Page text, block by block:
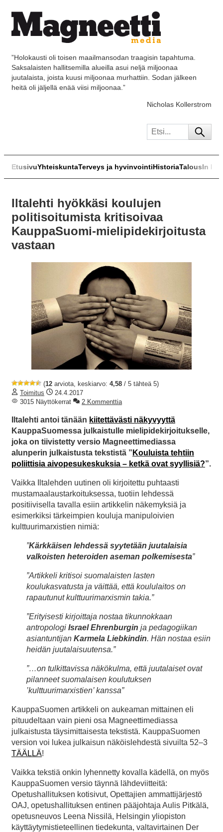
”Holokausti oli toisen maailmansodan traagisin tapahtuma.
Saksalaisten hallitsemilla alueilla asui neljä miljoonaa
juutalaista, joista kuusi miljoonaa murhattiin. Sodan jälkeen
heitä oli jäljellä enää viisi miljoonaa.”
Nicholas Kollerstrom
EtusivuYhteiskuntaTerveys ja hyvinvointiHistoriaTalousIn
Iltalehti hyökkäsi koulujen
politisoitumista kritisoivaa
KauppaSuomi-mielipidekirjoitusta
vastaan
(12 arviota, keskiarvo: 4,58 / 5 tähteä 5)
Toimitus
24.4.2017
3015 Näyttökerrat
2 Kommenttia
Iltalehti antoi tänään kiitettävästi näkyvyyttä
KauppaSuomessa julkaistulle mielipidekirjoitukselle,
joka on tiivistetty versio Magneettimediassa
alunperin julkaistusta tekstistä ” Kouluista tehtiin
poliittisia aivopesukeskuksia – ketkä ovat syyllisiä?”.
Vaikka Iltalehden uutinen oli kirjoitettu puhtaasti
mustamaalaustarkoituksessa, tuotiin lehdessä
positiivisella tavalla esiin artikkelin näkemyksiä ja
esimerkiksi tärkeimpien kouluja manipuloivien
kulttuurimarxistien nimiä:
”Kärkkäisen lehdessä syytetään juutalaisia
valkoisten heteroiden aseman polkemisesta”
”Artikkeli kritisoi suomalaisten lasten
koulukasvatusta ja väittää, että koululaitos on
rapautunut kulttuurimarxismin takia.”
”Erityisesti kirjoittaja nostaa tikunnokkaan
antropologi Israel Ehrenburgin ja pedagogiikan
asiantuntijan Karmela Liebkindin. Hän nostaa esiin
heidän juutalaisuutensa.”
”…on tulkittavissa näkökulma, että juutalaiset ovat
pilanneet suomalaisen koulutuksen
’kulttuurimarxistien’ kanssa”
KauppaSuomen artikkeli on aukeaman mittainen eli
pituudeltaan vain pieni osa Magneettimediassa
julkaistusta täysimittaisesta tekstistä. KauppaSuomen
version voi lukea julkaisun näköislehdestä sivuilta 52–3
TÄÄLLÄ!
Vaikka tekstiä onkin lyhennetty kovalla kädellä, on myös
KauppaSuomen versio täynnä lähdeviitteitä:
Opetushallituksen kotisivut, Opettajien ammattijärjestö
OAJ, opetushallituksen entinen pääjohtaja Aulis Pitkälä,
opetusneuvos Leena Nissilä, Helsingin yliopiston
käyttäytymistieteellinen tiedekunta, valtavirtainen Der